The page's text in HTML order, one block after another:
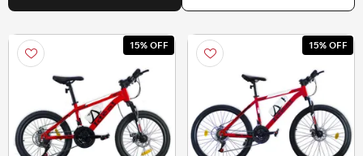
15% OFF 15% OFF